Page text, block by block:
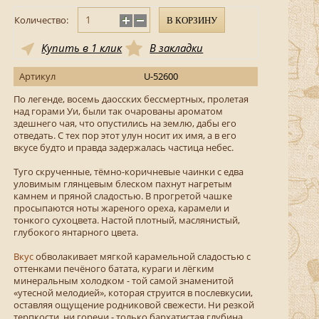
Количество: В КОРЗИНУ
Купить в 1 клик В закладки
Артикул
U-52600
По легенде, восемь даосских бессмертных, пролетая
над горами Уи, были так очарованы ароматом
здешнего чая, что опустились на землю, дабы его
отведать. С тех пор этот улун носит их имя, а в его
вкусе будто и правда задержалась частица небес.
Туго скрученные, тёмно-коричневые чаинки с едва
уловимым глянцевым блеском пахнут нагретым
камнем и пряной сладостью. В прогретой чашке
просыпаются ноты жареного ореха, карамели и
тонкого сухоцвета. Настой плотный, маслянистый,
глубокого янтарного цвета.
Вкусобволакивает мягкой карамельной сладостью с
оттенками печёного батата, кураги и лёгким
минеральным холодком - той самой знаменитой
«утесной мелодией», которая струится в послевкусии,
оставляя ощущение родниковой свежести. Ни резкой